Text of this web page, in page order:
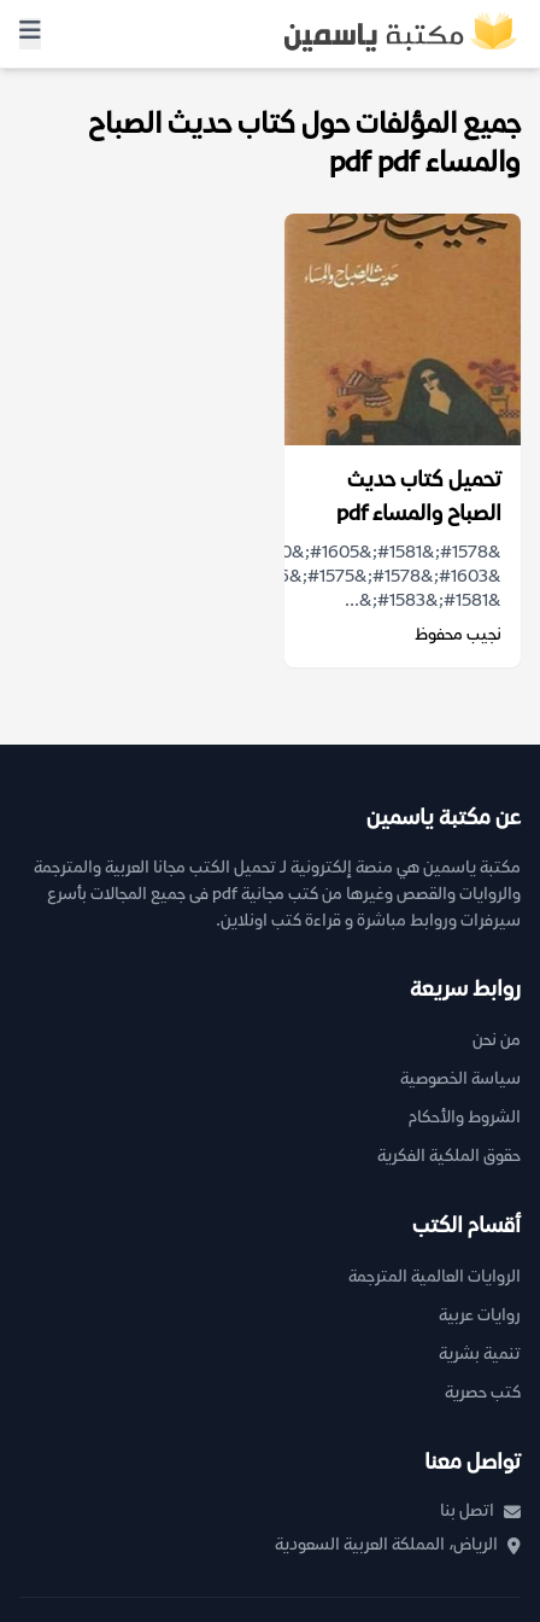
جميع المؤلفات حول كتاب حديث الصباح
والمساء pdf pdf
تحميل كتاب حديث
الصباح والمساء pdf
&#1581;&#1583;&...
نجيب محفوظ
عن مكتبة ياسمين
مكتبة ياسمين هي منصة إلكترونية لـ تحميل الكتب مجانا العربية والمترجمة
والروايات والقصص وغيرها من كتب مجانية pdf فى جميع المجالات بأسرع
سيرفرات وروابط مباشرة و قراءة كتب اونلاين.
روابط سريعة
من نحن
سياسة الخصوصية
الشروط والأحكام
حقوق الملكية الفكرية
أقسام الكتب
الروايات العالمية المترجمة
روايات عربية
تنمية بشرية
كتب حصرية
تواصل معنا
اتصل بنا
الرياض، المملكة العربية السعودية